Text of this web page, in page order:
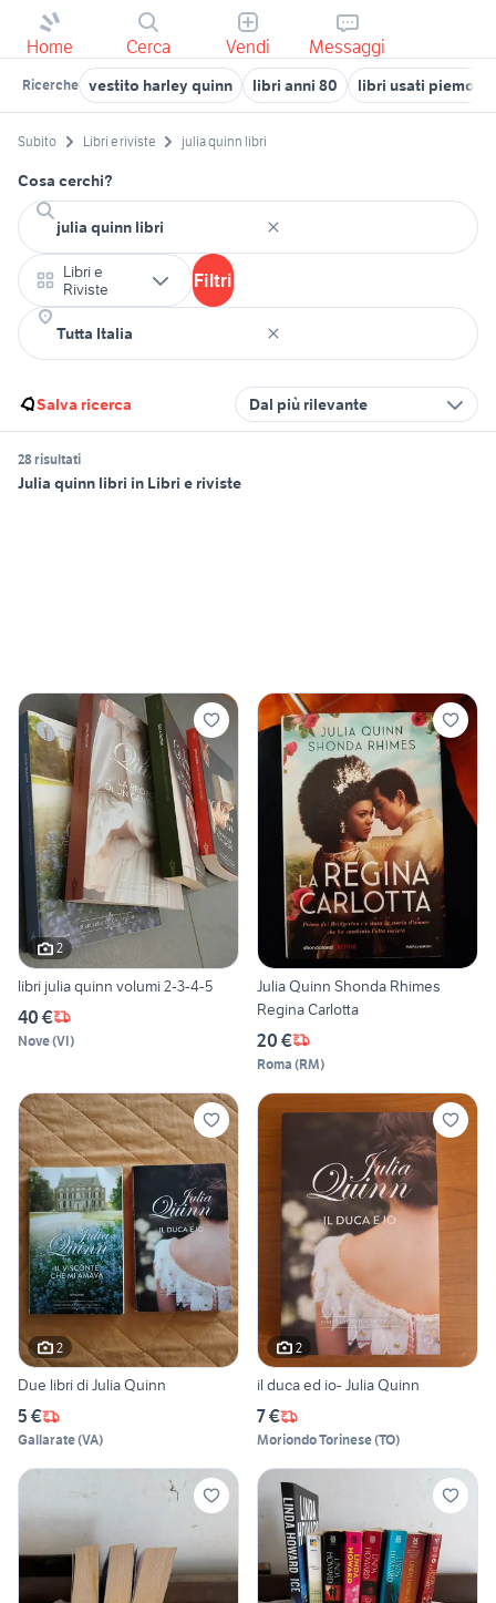
Home Cerca Vendi Messaggi
Ricerche vestito harley quinn libri anni 80 libri usati
Subito Libri e riviste julia quinn libri
Cosa cerchi?
Libri e
Riviste
Filtri
Salva ricerca Dal più rilevante
28 risultati
Julia quinn libri in Libri e riviste
2
libri julia quinn volumi 2-3-4-5
40 €
Nove(VI)
Julia Quinn Shonda Rhimes
Regina Carlotta
20 €
Roma (RM)
2
Due libri di Julia Quinn
5 €
Gallarate(VA)
2
il duca ed io- Julia Quinn
7 €
Moriondo Torinese(TO)